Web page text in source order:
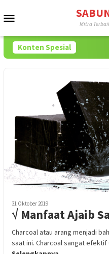
ke
Mitra
Konten Spesial
31 Oktober 2019
√ Manfaat Ajaib
Charcoal atau arang menjadi
saat ini. Charcoal sangat efektif